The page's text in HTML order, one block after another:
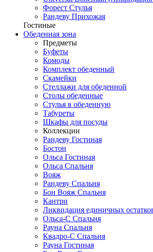
Форест Стулья
Рандеву Прихожая
Гостиные
Обеденная зона
Предметы
Буфеты
Комоды
Комплект обеденный
Скамейки
Стеллажи для обеденной
Столы обеденные
Стулья в обеденную
Табуреты
Шкафы для посуды
Коллекции
Рандеву Гостиная
Бостон
Ольса Гостиная
Ольса Спальня
Вояж
Рандеву Спальня
Бон Вояж Спальня
Кантри
Ликвидация единичных
Ольса-С Спальня
Рауна Спальня
Квадро-С Спальня
Рауна Гостиная